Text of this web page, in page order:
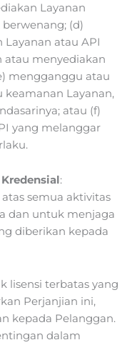
Layanan
(d)
atau API
menyediakan
mengganggu atau
keamanan Layanan,
atau (f)
yang melanggar
:
semua aktivitas
dan untuk menjaga
diberikan kepada
lisensi terbatas yang
Perjanjian ini,
kepada Pelanggan.
dalam